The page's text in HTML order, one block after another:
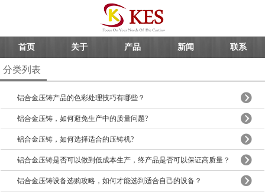
首页 关于 产品 新闻 联系
分类列表
铝合金压铸产品的色彩处理技巧有哪些？
铝合金压铸，如何避免生产中的质量问题?
铝合金压铸，如何选择适合的压铸机?
铝合金压铸是否可以做到低成本生产，终产品是否可以保证高质量？
铝合金压铸设备选购攻略，如何才能选到适合自己的设备？